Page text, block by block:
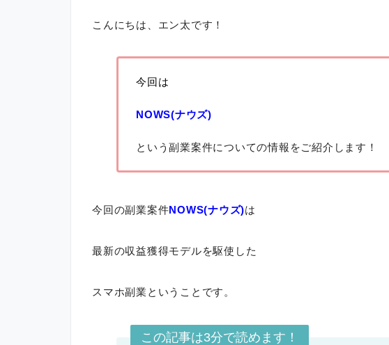
こんにちは、エン太です！
今回は
NOWS(ナウズ)
という副業案件についての情報をご紹介します！
今回の副業案件NOWS(ナウズ)は
最新の収益獲得モデルを駆使した
スマホ副業ということです。
この記事は3分で読めます！